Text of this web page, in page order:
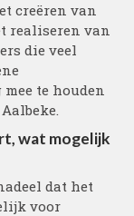
creëren van
realiseren van
die veel
te houden
wat mogelijk
dat het
voor